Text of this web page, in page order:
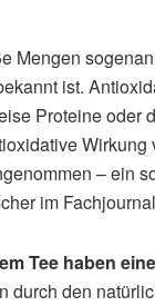
Mengen
ist.
Proteine oder
– ein
im
Tee haben
durch den